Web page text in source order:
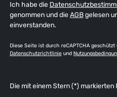
Ich habe die
genommen und dieAGBgelesen
einverstanden.
Diese Seite ist durch reCAPTCHA
Datenschutzrichtlinie und
Die mit einem Stern (*)